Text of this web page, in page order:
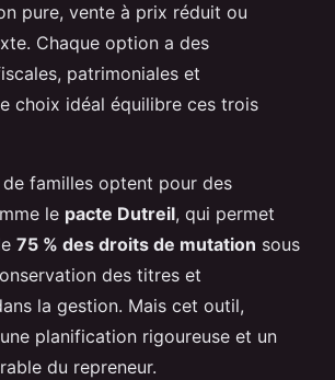
pure, vente à prix réduit ou
Chaque option a des
patrimoniales et
choix idéal équilibre ces trois
familles optent pour des
le pacte Dutreil, qui permet
75 % des droits de mutation sous
des titres et
la gestion. Mais cet outil,
planification rigoureuse et un
du repreneur.